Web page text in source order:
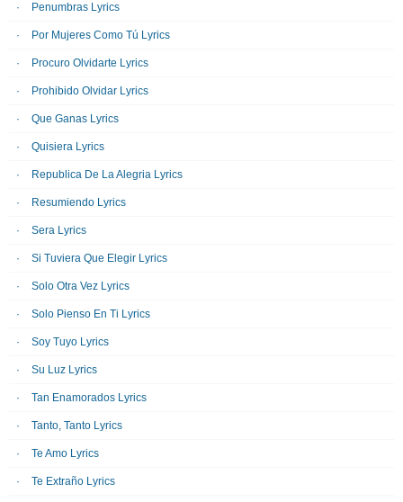
Penumbras Lyrics
Por Mujeres Como Tú Lyrics
Procuro Olvidarte Lyrics
Prohibido Olvidar Lyrics
Que Ganas Lyrics
Quisiera Lyrics
Republica De La Alegria Lyrics
Resumiendo Lyrics
Sera Lyrics
Si Tuviera Que Elegir Lyrics
Solo Otra Vez Lyrics
Solo Pienso En Ti Lyrics
Soy Tuyo Lyrics
Su Luz Lyrics
Tan Enamorados Lyrics
Tanto, Tanto Lyrics
Te Amo Lyrics
Te Extraño Lyrics